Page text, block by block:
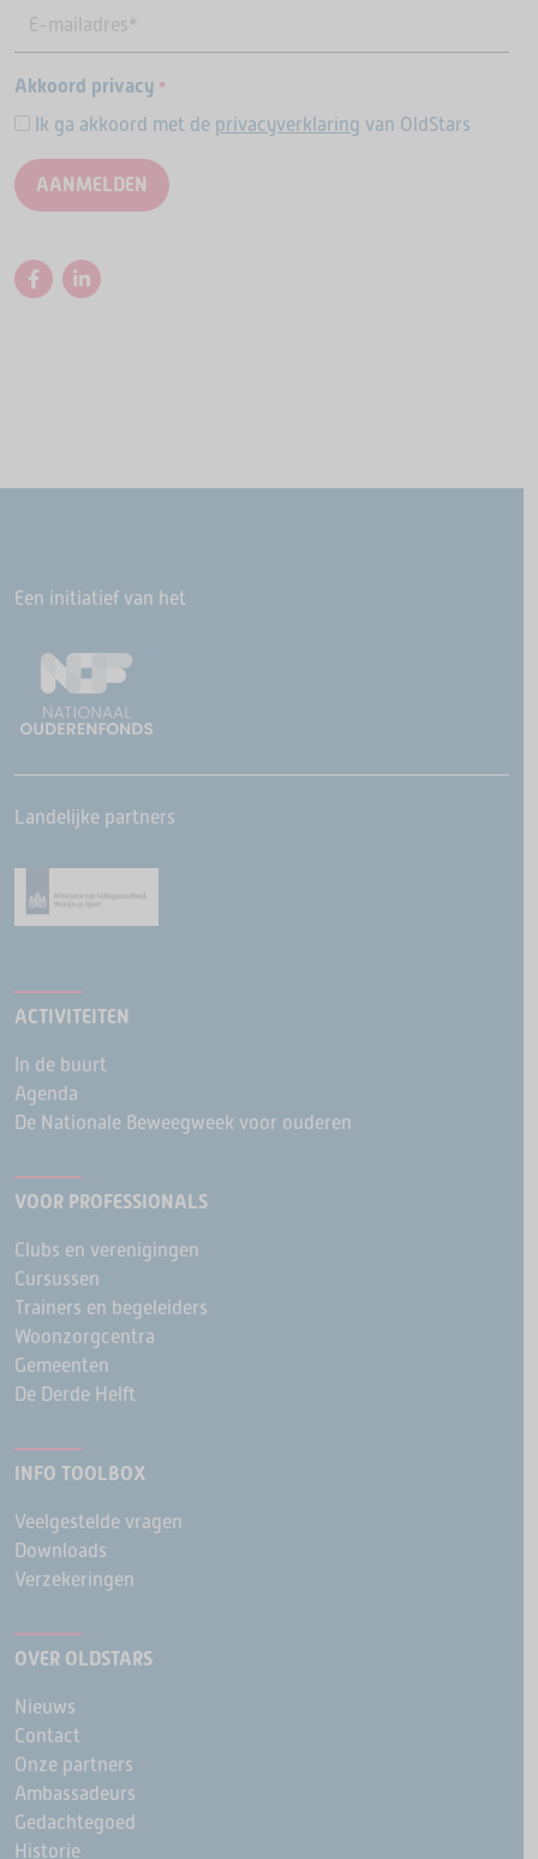
Akkoord privacy *
Ik ga akkoord met de privacyverklaring van OldStars
Een initiatief van het
Landelijke partners
ACTIVITEITEN
In de buurt
Agenda
De Nationale Beweegweek voor ouderen
VOOR PROFESSIONALS
Clubs en verenigingen
Cursussen
Trainers en begeleiders
Woonzorgcentra
Gemeenten
De Derde Helft
INFO TOOLBOX
Veelgestelde vragen
Downloads
Verzekeringen
OVER OLDSTARS
Nieuws
Contact
Onze partners
Ambassadeurs
Gedachtegoed
Historie